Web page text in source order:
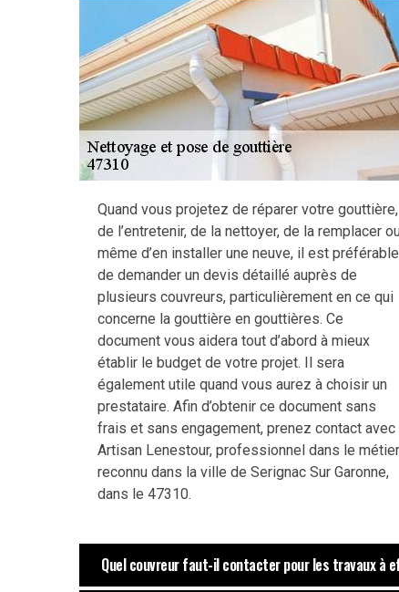
Quand vous projetez de réparer votre gouttière,
de l’entretenir, de la nettoyer, de la remplacer
même d’en installer une neuve, il est préférable
de demander un devis détaillé auprès de
plusieurs couvreurs, particulièrement en ce qui
concerne la gouttière en gouttières. Ce
document vous aidera tout d’abord à mieux
établir le budget de votre projet. Il sera
également utile quand vous aurez à choisir un
prestataire. Afin d’obtenir ce document sans
frais et sans engagement, prenez contact avec
Artisan Lenestour, professionnel dans le métier
reconnu dans la ville de Serignac Sur Garonne,
dans le 47310.
Quel couvreur faut-il contacter pour les travaux